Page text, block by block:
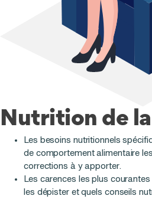
Nutrition de
Les besoins nutritionnels
de comportement alimentaire
corrections à y apporter.
Les carences les plus
les dépister et quels conseils